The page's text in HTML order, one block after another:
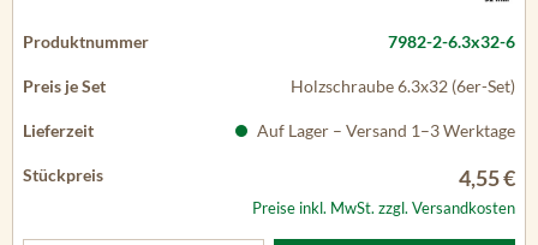
7982-2-6.3x32-6
Holzschraube 6.3x32 (6er-Set)
Auf Lager – Versand 1–3 Werktage
4,55 €
Preise inkl. MwSt. zzgl. Versandkosten